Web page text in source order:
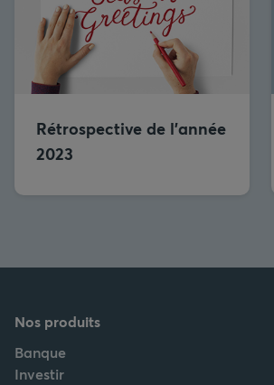
Rétrospective de l'année
2023
Nos produits
Banque
Investir